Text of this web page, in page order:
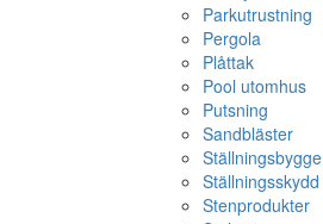
Parkutrustning
Pergola
Plåttak
Pool utomhus
Putsning
Sandbläster
Ställningsbygge
Ställningsskydd
Stenprodukter